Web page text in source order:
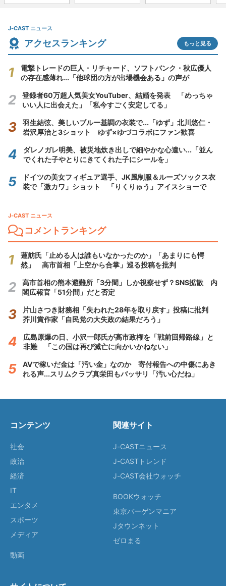
J-CAST ニュース
アクセスランキング もっと見る
電撃トレードの巨人・リチャード、ソフトバンク・秋広優人
の存在感薄れ...「他球団の方が出場機会ある」の声が
登録者60万超人気美女YouTuber、結婚を発表 「めっちゃ
いい人に出会えた」「私今すごく安定してる」
羽生結弦、美しいブルー基調の衣装で...「ゆず」北川悠仁・
岩沢厚治と3ショット ゆず×ゆづコラボにファン歓喜
ダレノガレ明美、被災地炊き出しで細やかな心遣い...「並ん
でくれた子やとりにきてくれた子にシールを」
ドイツの美女フィギュア選手、JK風制服＆ルーズソックス衣
装で「激カワ」ショット 「りくりゅう」アイスショーで
J-CAST ニュース
コメントランキング
蓮舫氏「止める人は誰もいなかったのか」「あまりにも愕
然」 高市首相「上空から合掌」巡る投稿を批判
高市首相の熊本避難所「3分間」しか視察せず？SNS拡散 内
閣広報官「51分間」だと否定
片山さつき財務相「失われた28年を取り戻す」投稿に批判
芥川賞作家「自民党の大失政の結果だろう」
広島原爆の日、小沢一郎氏が高市政権を「戦前回帰路線」と
非難 「この国は再び滅亡に向かいかねない」
AVで稼いだ金は「汚い金」なのか 寄付報告への中傷にあき
れる声...スリムクラブ真栄田もバッサリ「汚い心だね」
コンテンツ
社会
政治
経済
IT
エンタメ
スポーツ
メディア
動画
関連サイト
J-CASTニュース
J-CASTトレンド
J-CAST会社ウォッチ
BOOKウォッチ
東京バーゲンマニア
Jタウンネット
ゼロまる